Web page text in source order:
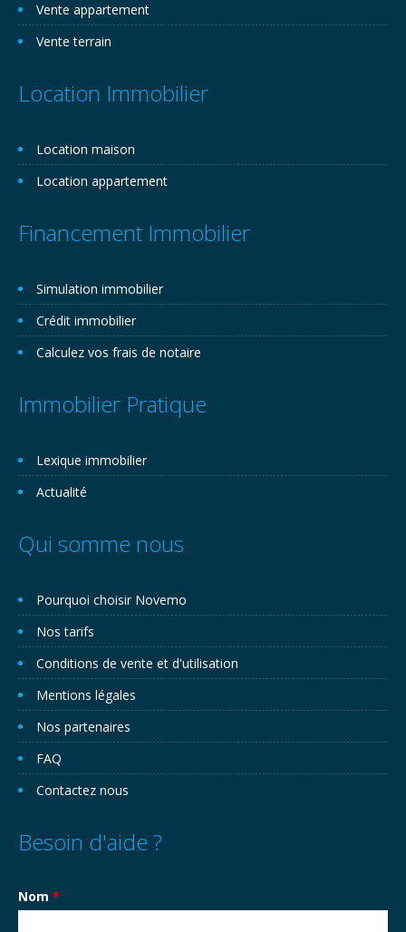
Vente appartement
Vente terrain
Location Immobilier
Location maison
Location appartement
Financement Immobilier
Simulation immobilier
Crédit immobilier
Calculez vos frais de notaire
Immobilier Pratique
Lexique immobilier
Actualité
Qui somme nous
Pourquoi choisir Novemo
Nos tarifs
Conditions de vente et d'utilisation
Mentions légales
Nos partenaires
FAQ
Contactez nous
Besoin d'aide ?
Nom *